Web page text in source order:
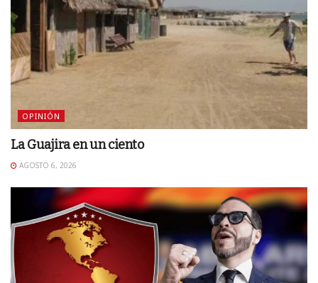
OPINIÓN
La Guajira en un ciento
AGOSTO 6, 2026